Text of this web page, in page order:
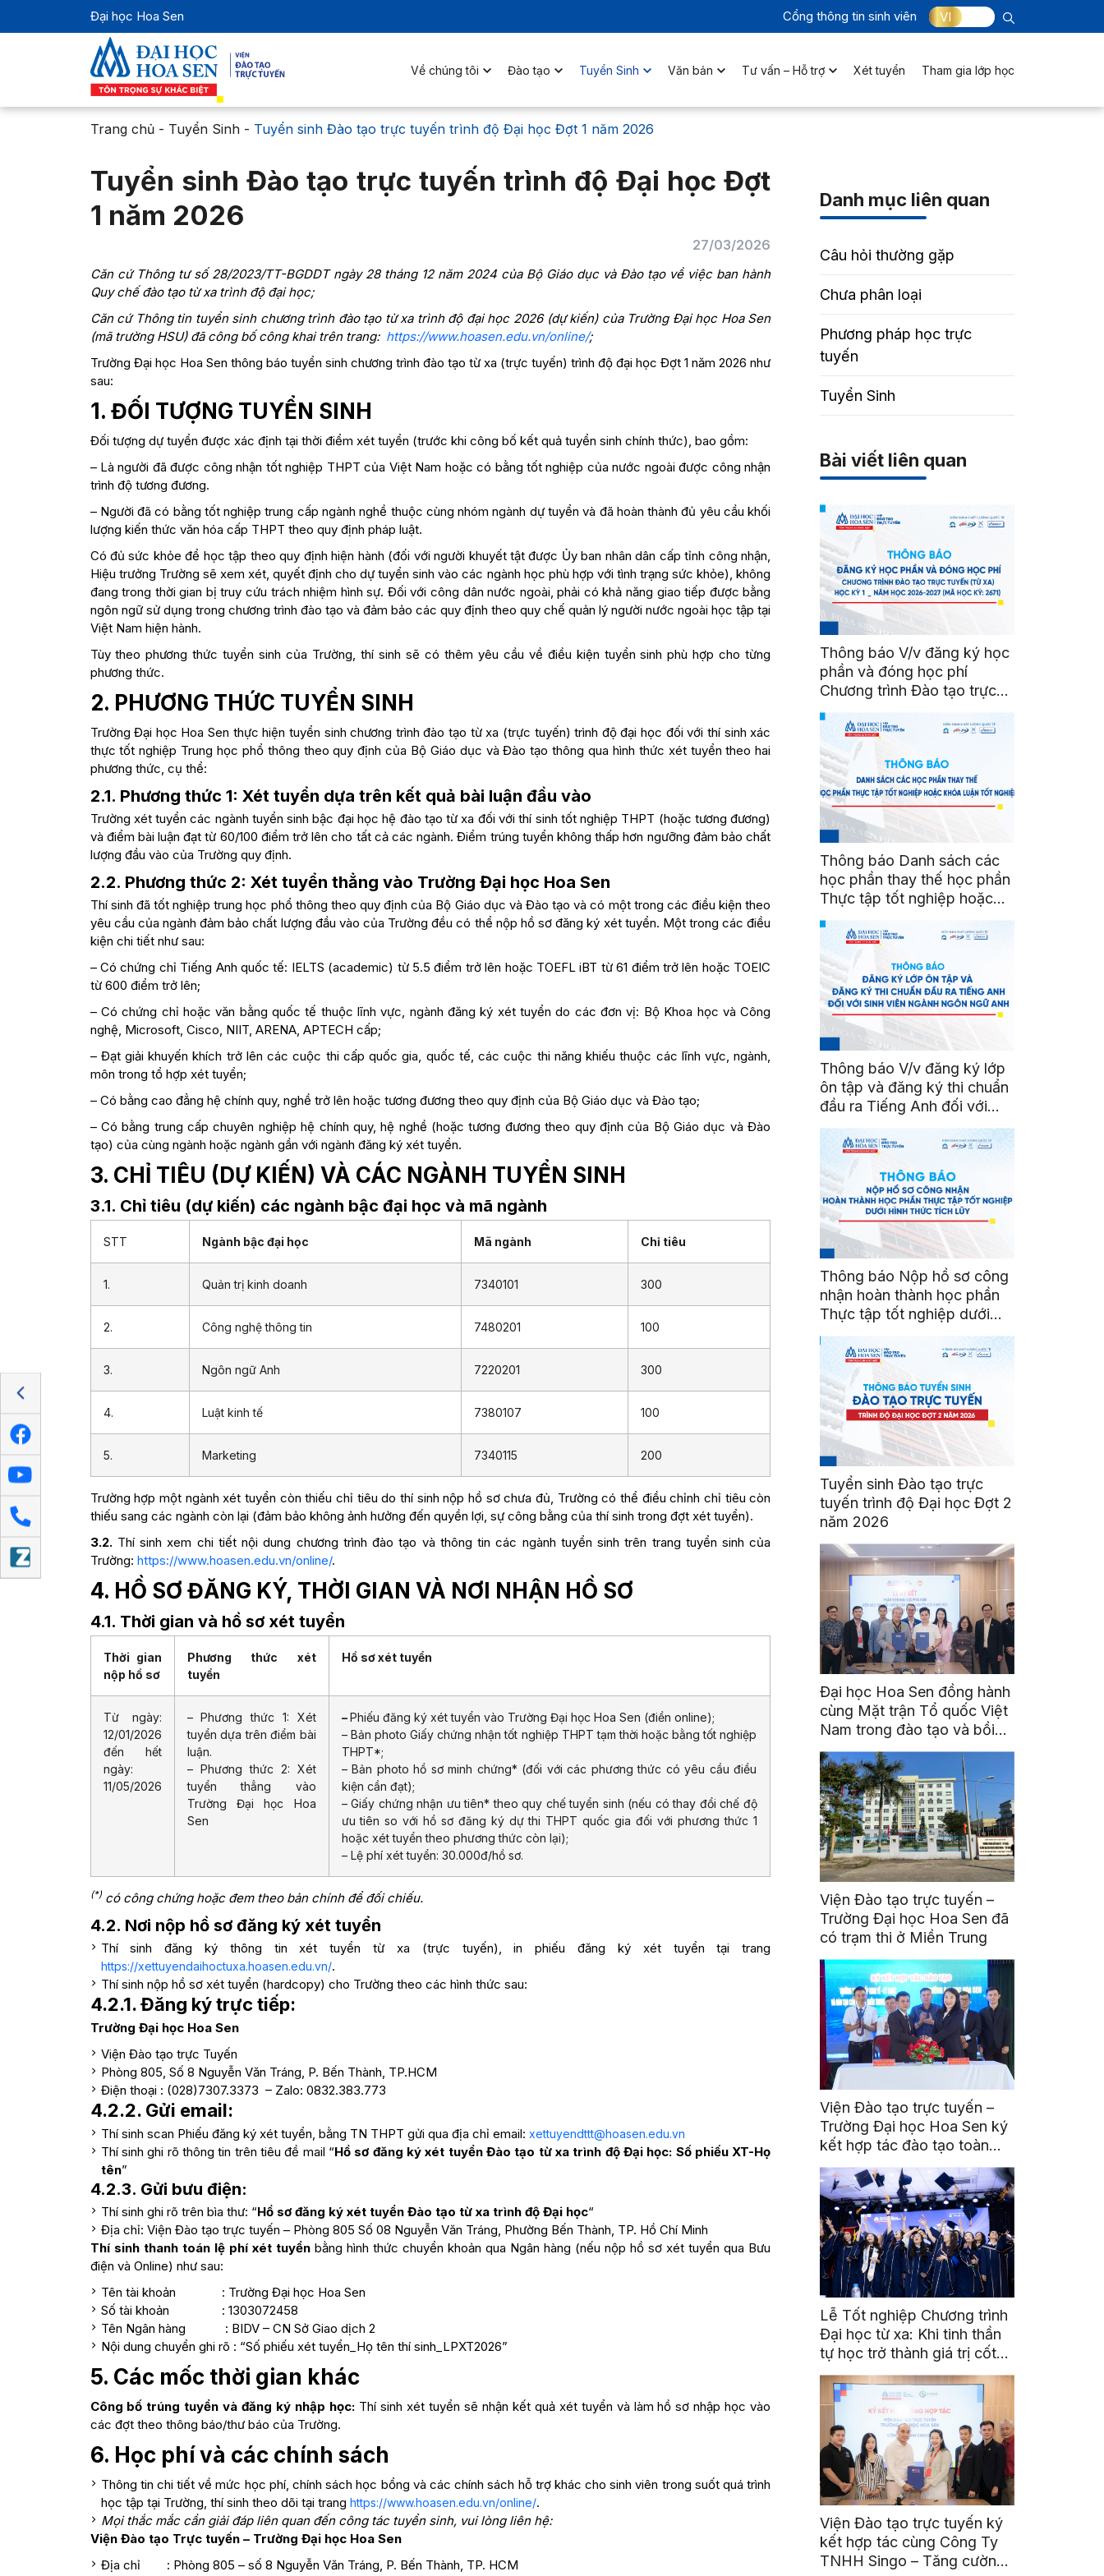
Đại học Hoa Sen Cổng thông tin sinh viên VI
Về chúng tôi Đào tạo Tuyển Sinh Văn bản Tư vấn – Hỗ trợ Xét tuyển Tham gia lớp học
Trang chủ- Tuyển Sinh- Tuyển sinh Đào tạo trực tuyến trình độ Đại học Đợt 1 năm 2026
Tuyển sinh Đào tạo trực tuyến trình độ Đại học Đợt
1 năm 2026
27/03/2026
Căn cứ Thông tư số 28/2023/TT-BGDDT ngày 28 tháng 12 năm 2024 của Bộ Giáo dục và Đào tạo về việc ban hành
Quy chế đào tạo từ xa trình độ đại học;
Căn cứ Thông tin tuyển sinh chương trình đào tạo từ xa trình độ đại học 2026 (dự kiến) của Trường Đại học Hoa Sen
(mã trường HSU) đã công bố công khai trên trang: https://www.hoasen.edu.vn/online/;
Trường Đại học Hoa Sen thông báo tuyển sinh chương trình đào tạo từ xa (trực tuyến) trình độ đại học Đợt 1 năm 2026 như
sau:
1. ĐỐI TƯỢNG TUYỂN SINH
Đối tượng dự tuyển được xác định tại thời điểm xét tuyển (trước khi công bố kết quả tuyển sinh chính thức), bao gồm:
– Là người đã được công nhận tốt nghiệp THPT của Việt Nam hoặc có bằng tốt nghiệp của nước ngoài được công nhận
trình độ tương đương.
– Người đã có bằng tốt nghiệp trung cấp ngành nghề thuộc cùng nhóm ngành dự tuyển và đã hoàn thành đủ yêu cầu khối
lượng kiến thức văn hóa cấp THPT theo quy định pháp luật.
Có đủ sức khỏe để học tập theo quy định hiện hành (đối với người khuyết tật được Ủy ban nhân dân cấp tỉnh công nhận,
Hiệu trưởng Trường sẽ xem xét, quyết định cho dự tuyển sinh vào các ngành học phù hợp với tình trạng sức khỏe), không
đang trong thời gian bị truy cứu trách nhiệm hình sự. Đối với công dân nước ngoài, phải có khả năng giao tiếp được bằng
ngôn ngữ sử dụng trong chương trình đào tạo và đảm bảo các quy định theo quy chế quản lý người nước ngoài học tập tại
Việt Nam hiện hành.
Tùy theo phương thức tuyển sinh của Trường, thí sinh sẽ có thêm yêu cầu về điều kiện tuyển sinh phù hợp cho từng
phương thức.
2. PHƯƠNG THỨC TUYỂN SINH
Trường Đại học Hoa Sen thực hiện tuyển sinh chương trình đào tạo từ xa (trực tuyến) trình độ đại học đối với thí sinh xác
thực tốt nghiệp Trung học phổ thông theo quy định của Bộ Giáo dục và Đào tạo thông qua hình thức xét tuyển theo hai
phương thức, cụ thể:
2.1. Phương thức 1: Xét tuyển dựa trên kết quả bài luận đầu vào
Trường xét tuyển các ngành tuyển sinh bậc đại học hệ đào tạo từ xa đối với thí sinh tốt nghiệp THPT (hoặc tương đương)
và điểm bài luận đạt từ 60/100 điểm trở lên cho tất cả các ngành. Điểm trúng tuyển không thấp hơn ngưỡng đảm bảo chất
lượng đầu vào của Trường quy định.
2.2. Phương thức 2: Xét tuyển thẳng vào Trường Đại học Hoa Sen
Thí sinh đã tốt nghiệp trung học phổ thông theo quy định của Bộ Giáo dục và Đào tạo và có một trong các điều kiện theo
yêu cầu của ngành đảm bảo chất lượng đầu vào của Trường đều có thể nộp hồ sơ đăng ký xét tuyển. Một trong các điều
kiện chi tiết như sau:
– Có chứng chỉ Tiếng Anh quốc tế: IELTS (academic) từ 5.5 điểm trở lên hoặc TOEFL iBT từ 61 điểm trở lên hoặc TOEIC
từ 600 điểm trở lên;
– Có chứng chỉ hoặc văn bằng quốc tế thuộc lĩnh vực, ngành đăng ký xét tuyển do các đơn vị: Bộ Khoa học và Công
nghệ, Microsoft, Cisco, NIIT, ARENA, APTECH cấp;
– Đạt giải khuyến khích trở lên các cuộc thi cấp quốc gia, quốc tế, các cuộc thi năng khiếu thuộc các lĩnh vực, ngành,
môn trong tổ hợp xét tuyển;
– Có bằng cao đẳng hệ chính quy, nghề trở lên hoặc tương đương theo quy định của Bộ Giáo dục và Đào tạo;
– Có bằng trung cấp chuyên nghiệp hệ chính quy, hệ nghề (hoặc tương đương theo quy định của Bộ Giáo dục và Đào
tạo) của cùng ngành hoặc ngành gần với ngành đăng ký xét tuyển.
3. CHỈ TIÊU (DỰ KIẾN) VÀ CÁC NGÀNH TUYỂN SINH
3.1. Chỉ tiêu (dự kiến) các ngành bậc đại học và mã ngành
STT Ngành bậc đại học Mã ngành Chỉ tiêu
1. Quản trị kinh doanh 7340101 300
2. Công nghệ thông tin 7480201 100
3. Ngôn ngữ Anh 7220201 300
4. Luật kinh tế 7380107 100
5. Marketing 7340115 200
Trường hợp một ngành xét tuyển còn thiếu chỉ tiêu do thí sinh nộp hồ sơ chưa đủ, Trường có thể điều chỉnh chỉ tiêu còn
thiếu sang các ngành còn lại (đảm bảo không ảnh hưởng đến quyền lợi, sự công bằng của thí sinh trong đợt xét tuyển).
3.2. Thí sinh xem chi tiết nội dung chương trình đào tạo và thông tin các ngành tuyển sinh trên trang tuyển sinh của
Trường: https://www.hoasen.edu.vn/online/.
4. HỒ SƠ ĐĂNG KÝ, THỜI GIAN VÀ NƠI NHẬN HỒ SƠ
4.1. Thời gian và hồ sơ xét tuyển
Thời gian
nộp hồ sơ
Phương thức xét
tuyển
Hồ sơ xét tuyển
Từ ngày:
12/01/2026
đến hết
ngày:
11/05/2026
– Phương thức 1: Xét
tuyển dựa trên điểm bài
luận.
– Phương thức 2: Xét
tuyển thẳng vào
Trường Đại học Hoa
Sen
–Phiếu đăng ký xét tuyển vào Trường Đại học Hoa Sen (điền online);
– Bản photo Giấy chứng nhận tốt nghiệp THPT tạm thời hoặc bằng tốt nghiệp
THPT*;
– Bản photo hồ sơ minh chứng* (đối với các phương thức có yêu cầu điều
kiện cần đạt);
– Giấy chứng nhận ưu tiên* theo quy chế tuyển sinh (nếu có thay đổi chế độ
ưu tiên so với hồ sơ đăng ký dự thi THPT quốc gia đối với phương thức 1
hoặc xét tuyển theo phương thức còn lại);
– Lệ phí xét tuyển: 30.000đ/hồ sơ.
(*)có công chứng hoặc đem theo bản chính để đối chiếu.
4.2. Nơi nộp hồ sơ đăng ký xét tuyển
Thí sinh đăng ký thông tin xét tuyển từ xa (trực tuyến), in phiếu đăng ký xét tuyển tại trang
https://xettuyendaihoctuxa.hoasen.edu.vn/.
Thí sinh nộp hồ sơ xét tuyển (hardcopy) cho Trường theo các hình thức sau:
4.2.1. Đăng ký trực tiếp:
Trường Đại học Hoa Sen
Viện Đào tạo trực Tuyến
Phòng 805, Số 8 Nguyễn Văn Tráng, P. Bến Thành, TP.HCM
Điện thoại : (028)7307.3373 – Zalo: 0832.383.773
4.2.2. Gửi email:
Thí sinh scan Phiếu đăng ký xét tuyển, bằng TN THPT gửi qua địa chỉ email: xettuyendttt@hoasen.edu.vn
Thí sinh ghi rõ thông tin trên tiêu đề mail “Hồ sơ đăng ký xét tuyển Đào tạo từ xa trình độ Đại học: Số phiếu XT-Họ
tên”
4.2.3. Gửi bưu điện:
Thí sinh ghi rõ trên bìa thư: “Hồ sơ đăng ký xét tuyển Đào tạo từ xa trình độ Đại học“
Địa chỉ: Viện Đào tạo trực tuyến – Phòng 805 Số 08 Nguyễn Văn Tráng, Phường Bến Thành, TP. Hồ Chí Minh
Thí sinh thanh toán lệ phí xét tuyểnbằng hình thức chuyển khoản qua Ngân hàng (nếu nộp hồ sơ xét tuyển qua Bưu
điện và Online) như sau:
Tên tài khoản : Trường Đại học Hoa Sen
Số tài khoản : 1303072458
Tên Ngân hàng : BIDV – CN Sở Giao dịch 2
Nội dung chuyển ghi rõ : “Số phiếu xét tuyển_Họ tên thí sinh_LPXT2026”
5. Các mốc thời gian khác
Công bố trúng tuyển và đăng ký nhập học: Thí sinh xét tuyển sẽ nhận kết quả xét tuyển và làm hồ sơ nhập học vào
các đợt theo thông báo/thư báo của Trường.
6. Học phí và các chính sách
Thông tin chi tiết về mức học phí, chính sách học bổng và các chính sách hỗ trợ khác cho sinh viên trong suốt quá trình
học tập tại Trường, thí sinh theo dõi tại trang https://www.hoasen.edu.vn/online/.
Mọi thắc mắc cần giải đáp liên quan đến công tác tuyển sinh, vui lòng liên hệ:
Viện Đào tạo Trực tuyến – Trường Đại học Hoa Sen
Địa chỉ : Phòng 805 – số 8 Nguyễn Văn Tráng, P. Bến Thành, TP. HCM
Danh mục liên quan
Câu hỏi thường gặp
Chưa phân loại
Phương pháp học trực
tuyến
Tuyển Sinh
Bài viết liên quan
Thông báo V/v đăng ký học
phần và đóng học phí
Chương trình Đào tạo trực
tuyến (từ xa) Học kỳ 1 _
Năm học 2026-2027 (Mã
Học kỳ: 2671)
Thông báo Danh sách các
học phần thay thế học phần
Thực tập tốt nghiệp hoặc
Khóa luận tốt nghiệp
Thông báo V/v đăng ký lớp
ôn tập và đăng ký thi chuẩn
đầu ra Tiếng Anh đối với
sinh viên ngành Ngôn ngữ
Anh
Thông báo Nộp hồ sơ công
nhận hoàn thành học phần
Thực tập tốt nghiệp dưới
hình thức tích lũy
Tuyển sinh Đào tạo trực
tuyến trình độ Đại học Đợt 2
năm 2026
Đại học Hoa Sen đồng hành
cùng Mặt trận Tổ quốc Việt
Nam trong đào tạo và bồi
dưỡng cán bộ
Viện Đào tạo trực tuyến –
Trường Đại học Hoa Sen đã
có trạm thi ở Miền Trung
Viện Đào tạo trực tuyến –
Trường Đại học Hoa Sen ký
kết hợp tác đào tạo toàn
diện với Trường Trung cấp
Kinh tế – Kỹ thuật và Đào
tạo cán bộ hợp tác xã Miền
Trung – Tây Nguyên
Lễ Tốt nghiệp Chương trình
Đại học từ xa: Khi tinh thần
tự học trở thành giá trị cốt
lõi
Viện Đào tạo trực tuyến ký
kết hợp tác cùng Công Ty
TNHH Singo – Tăng cường